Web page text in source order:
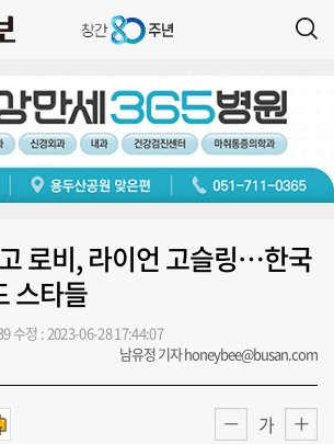
로비, 라이언 고슬링…한국
스타들
수정 : 2023-06-28 17:44:07
남유정 기자 honeybee@busan.com
가